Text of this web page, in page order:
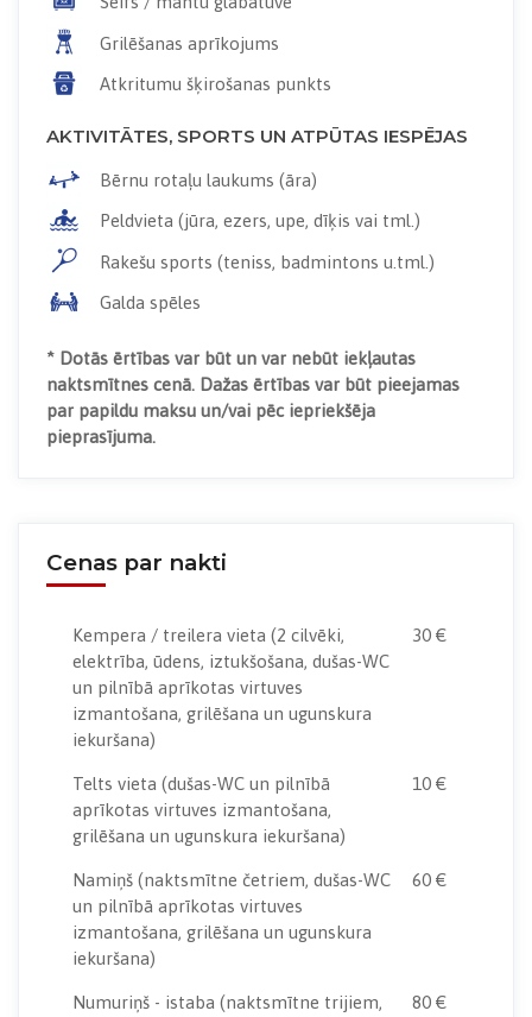
Grilēšanas aprīkojums
Atkritumu šķirošanas punkts
AKTIVITĀTES, SPORTS UN ATPŪTAS IESPĒJAS
Bērnu rotaļu laukums (āra)
Peldvieta (jūra, ezers, upe, dīķis vai tml.)
Rakešu sports (teniss, badmintons u.tml.)
Galda spēles
* Dotās ērtības var būt un var nebūt iekļautas
naktsmītnes cenā. Dažas ērtības var būt pieejamas
par papildu maksu un/vai pēc iepriekšēja
pieprasījuma.
Cenas par nakti
Kempera / treilera vieta (2 cilvēki,
elektrība, ūdens, iztukšošana, dušas-WC
un pilnībā aprīkotas virtuves
izmantošana, grilēšana un ugunskura
iekuršana)
30 €
Telts vieta (dušas-WC un pilnībā
aprīkotas virtuves izmantošana,
grilēšana un ugunskura iekuršana)
10 €
Namiņš (naktsmītne četriem, dušas-WC
un pilnībā aprīkotas virtuves
izmantošana, grilēšana un ugunskura
iekuršana)
60 €
Numuriņš - istaba (naktsmītne trijiem,
80 €